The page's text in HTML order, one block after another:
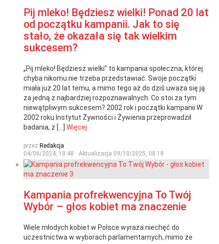
Pij mleko! Będziesz wielki! Ponad 20 lat
od początku kampanii. Jak to się
stało, że okazała się tak wielkim
sukcesem?
„Pij mleko! Będziesz wielki” to kampania społeczna, której
chyba nikomu nie trzeba przedstawiać. Swoje początki
miała już 20 lat temu, a mimo tego aż do dziś uważa się ją
za jedną z najbardziej rozpoznawalnych. Co stoi za tym
niewątpliwym sukcesem? 2002 rok i początki kampanii W
2002 roku Instytut Żywności i Żywienia przeprowadził
badania, z […] Więcej
przez Redakcja
04/06/2024, 18:48
Aktualizacja 09/10/2025, 08:18
Kampania profrekwencyjna To Twój
Wybór – głos kobiet ma znaczenie
Wiele młodych kobiet w Polsce wyraża niechęć do
uczestnictwa w wyborach parlamentarnych, mimo że